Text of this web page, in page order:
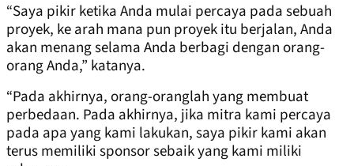
“Saya pikir ketika Anda mulai percaya pada sebuah
proyek, ke arah mana pun proyek itu berjalan, Anda
akan menang selama Anda berbagi dengan orang-
orang Anda,” katanya.
“Pada akhirnya, orang-oranglah yang membuat
perbedaan. Pada akhirnya, jika mitra kami percaya
pada apa yang kami lakukan, saya pikir kami akan
terus memiliki sponsor sebaik yang kami miliki